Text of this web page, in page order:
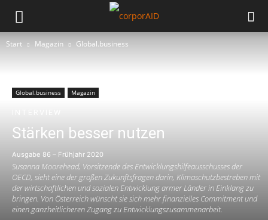
Start Magazin Global.business
Global.business Magazin
Stärken besser nutzen
Ausgabe 86 – Frühjahr 2020
Susanna Moorehead, Vorsitzende des Entwicklungshilfeausschusses der
OECD, sieht eine der großen Zukunftsfragen darin, Klimaschutzbestreben mit
der wirtschaftlichen und sozialen Entwicklung armer Länder in Einklang zu
bringen. Von Österreich wünscht sie sich mehr finanzielles Commitment und
einen ganzheitlicheren Zugang zu Entwicklungszusammenarbeit.